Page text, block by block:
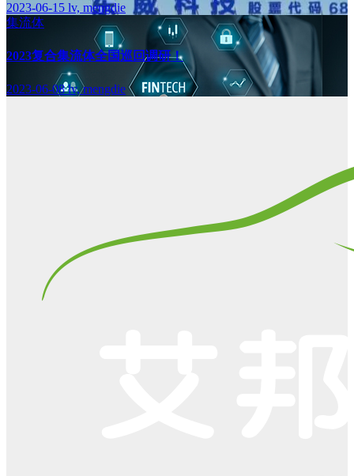
2023-06-15 lv, mengdie
集流体
2023复合集流体全国巡回调研！
2023-06-08lv, mengdie